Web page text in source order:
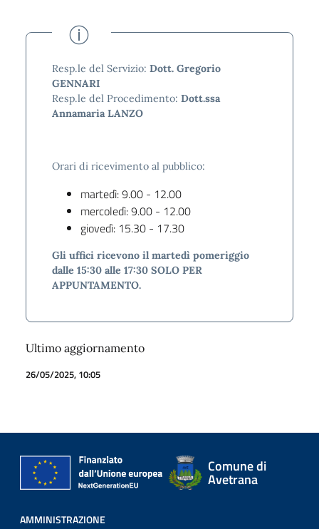
Resp.le del Servizio: Dott. Gregorio
GENNARI
Resp.le del Procedimento: Dott.ssa
Annamaria LANZO
Orari di ricevimento al pubblico:
martedì: 9.00 - 12.00
mercoledì: 9.00 - 12.00
giovedì: 15.30 - 17.30
Gli uffici ricevono il martedì pomeriggio
dalle 15:30 alle 17:30 SOLO PER
APPUNTAMENTO.
Ultimo aggiornamento
26/05/2025, 10:05
Comune di
Avetrana
AMMINISTRAZIONE